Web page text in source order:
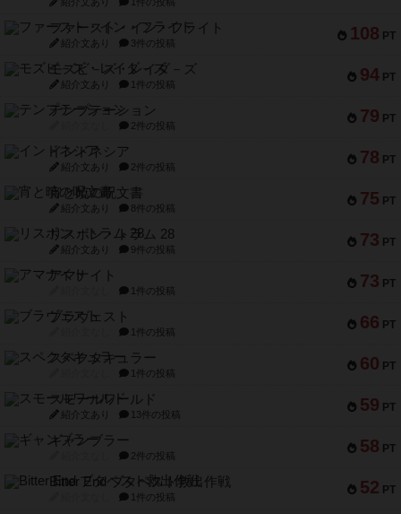
108 PT
ファースト・イン・フライト
紹介文あり 3件の投稿
94 PT
モズビ－ズ・レイダ－ズ
紹介文あり 1件の投稿
79 PT
テンプテーション
2件の投稿
78 PT
インドネシア
紹介文あり 2件の投稿
75 PT
宵と暁の呪文書
紹介文あり 8件の投稿
73 PT
リスボン・トラム 28
紹介文あり 9件の投稿
73 PT
アマナイト
1件の投稿
66 PT
ブラヴェスト
1件の投稿
60 PT
スペクタキュラー
1件の投稿
59 PT
スモールワールド
紹介文あり 13件の投稿
58 PT
ギャンブラー
2件の投稿
52 PT
Bitter End ブタペスト救出作戦
1件の投稿